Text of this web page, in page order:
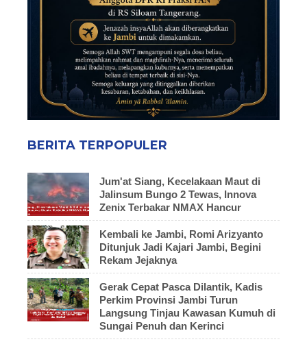
BERITA TERPOPULER
Jum'at Siang, Kecelakaan Maut di
Jalinsum Bungo 2 Tewas, Innova
Zenix Terbakar NMAX Hancur
Kembali ke Jambi, Romi Arizyanto
Ditunjuk Jadi Kajari Jambi, Begini
Rekam Jejaknya
Gerak Cepat Pasca Dilantik, Kadis
Perkim Provinsi Jambi Turun
Langsung Tinjau Kawasan Kumuh di
Sungai Penuh dan Kerinci